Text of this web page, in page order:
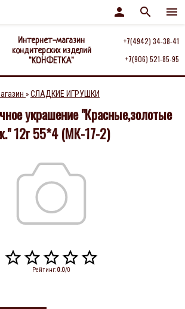
menu
search
person
Интернет-магазин
кондитерских изделий
"КОНФЕТКА"
+7(4942) 34-38-41
+7(906) 521-85-95
» СЛАДКИЕ ИГРУШКИ
украшение "Красные,золотые
12г 55*4 (МК-17-2)
Рейтинг:0.0/0